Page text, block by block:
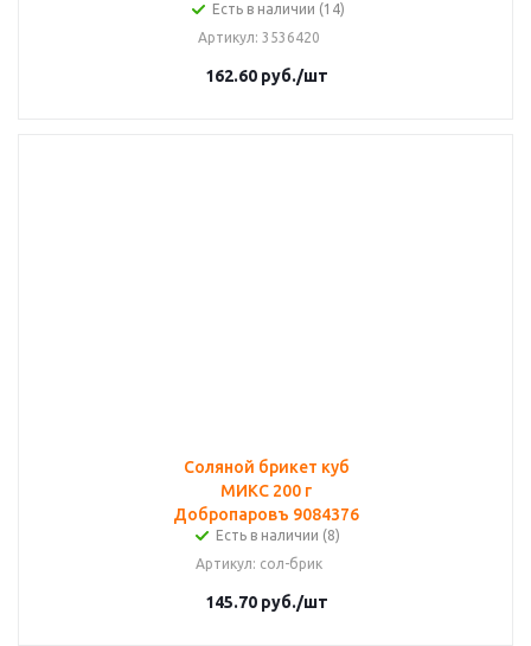
Есть в наличии (14)
Артикул: 3536420
162.60руб./шт
Соляной брикет куб
МИКС 200 г
Добропаровъ 9084376
Есть в наличии (8)
Артикул: сол-брик
145.70руб./шт